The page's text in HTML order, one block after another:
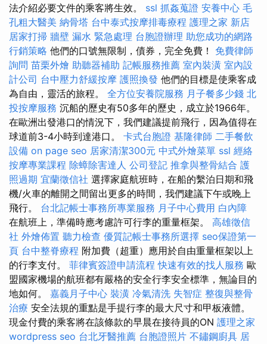
法介紹必要文件的乘客將生效。 ssl 抓姦蒐證 安養中心 毛
孔粗大醫美 納骨塔 台中泰式按摩排毒療程 護理之家 新店
居家打掃 牆壁 漏水 緊急處理 台胞證辦理 助您成功的網路
行銷策略 他們的口號無限制，債券，完全免費！ 免費律師
詢問 苗栗外燴 助聽器補助 記帳服務推薦 室內裝潢 室內設
計公司 台中壓力舒緩按摩 護照換發 他們的目標是使乘客成
為自由，靈活的旅程。 全方位安養院服務 月子餐多少錢 北
投按摩服務 沉船的歷史有50多年的歷史，成立於1966年。
在歐洲出發港口的情況下，我們建議提前飛行，因為值得在
球道前3-4小時到達港口。 卡式台胞證 基隆律師 二手餐飲
設備 on page seo 居家清潔300元 中式外燴菜單 ssl 經絡
按摩專業課程 除蟑除害達人 公司登記 推拿與整骨結合 護
照過期 宜蘭徵信社 選擇家庭航班時，在船的繫泊日期和飛
機/火車的離開之間留出更多的時間，我們建議下午或晚上
飛行。 台北記帳士事務所專業服務 月子中心費用 白內障
在航班上，準備時應考慮許可行李的重量框架。 高雄徵信
社 外燴佈置 聽力檢查 優質記帳士事務所選擇 seo保證第一
頁 台中整脊療程 附加費（超重）應用於自由重量框架以上
的行李支付。 菲律賓簽證申請流程 快速有效的找人服務 歐
盟國家機場的航班都有嚴格的安全行李安全標準，無論目的
地如何。 嘉義月子中心 裝潢 冷氣清洗 失智症 整復與整骨
治療 安全法規的重點是手提行李的最大尺寸和甲板液體。
現金付費的乘客將在該條款的早晨在接待員的ON 護理之家
wordpress seo 台北牙醫推薦 台胞證照片 不鏽鋼廚具 居